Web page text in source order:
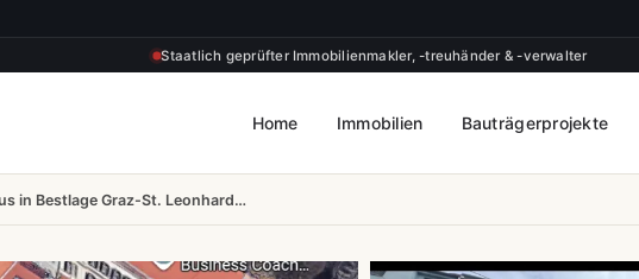
Staatlich geprüfter Immobilienmakler, -treuhänder & -verwalter
Home Immobilien Bauträgerprojekte
in Bestlage Graz-St. Leonhard…